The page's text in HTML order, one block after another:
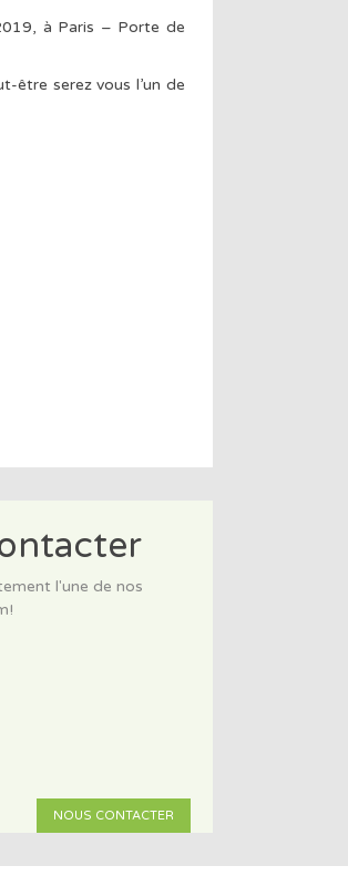
à Paris – Porte de
être serez vous l’un de
l'une de nos
NOUS CONTACTER